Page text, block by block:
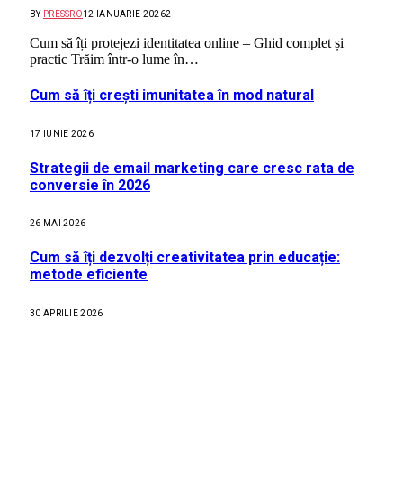
BY PRESSRO12 IANUARIE 20262
Cum să îți protejezi identitatea online – Ghid complet și
practic Trăim într-o lume în…
Cum să îți crești imunitatea în mod natural
17 IUNIE 2026
Strategii de email marketing care cresc rata de
conversie în 2026
26 MAI 2026
Cum să îți dezvolți creativitatea prin educație:
metode eficiente
30 APRILIE 2026